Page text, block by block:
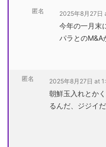
匿名 2025年8月27日
今年の一月末
パラとのM&A
匿名 2025年8月27日 at
朝鮮玉入れとか
るんだ、ジジイ